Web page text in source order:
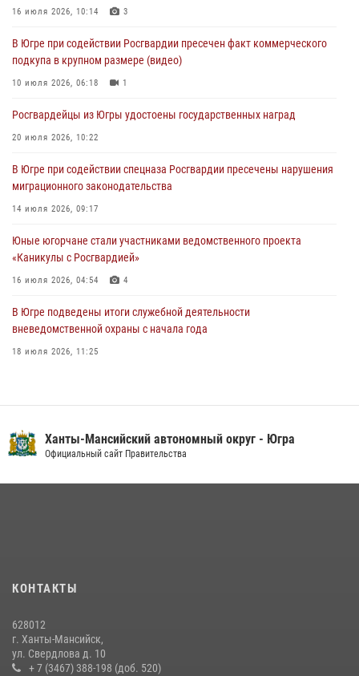
направлении
Офицеры Росгвардии и ветераны войск правопорядка почтили
память генерала армии Ивана Кирилловича Яковлева
В Югре при силовой поддержке ОМОН Росгвардии задержаны
06 августа 2026, 09:07 2 1
Урайский отдел вневедомственной охраны Росгвардии отмечает
05 августа 2026, 12:01 3
16 июля 2026, 10:14 3
В Югре при содействии Росгвардии пресечен факт коммерческого
подкупа в крупном размере (видео)
10 июля 2026, 06:18 1
Росгвардейцы из Югры удостоены государственных наград
20 июля 2026, 10:22
В Югре при содействии спецназа Росгвардии пресечены нарушения
миграционного законодательства
14 июля 2026, 09:17
Юные югорчане стали участниками ведомственного проекта
«Каникулы с Росгвардией»
16 июля 2026, 04:54 4
В Югре подведены итоги служебной деятельности
вневедомственной охраны с начала года
18 июля 2026, 11:25
На Урале Росгвардия провела дни открытых дверей и
11 июля 2026, 12:26
Ханты-Мансийский автономный округ - Югра
Официальный сайт Правительства
КОНТАКТЫ
628012
г. Ханты-Мансийск,
ул. Свердлова д. 10
+ 7 (3467) 388-198 (доб. 520)